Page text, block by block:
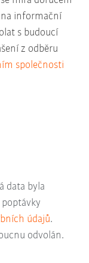
na informační
s budoucí
z odběru
společnosti
data byla
údajů.
odvolán.